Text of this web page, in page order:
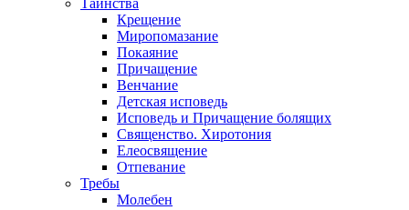
Таинства
Крещение
Миропомазание
Покаяние
Причащение
Венчание
Детская исповедь
Исповедь и Причащение болящих
Священство. Хиротония
Елеосвящение
Отпевание
Требы
Молебен